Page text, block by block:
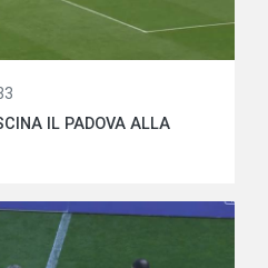
IL PADOVA ALLA